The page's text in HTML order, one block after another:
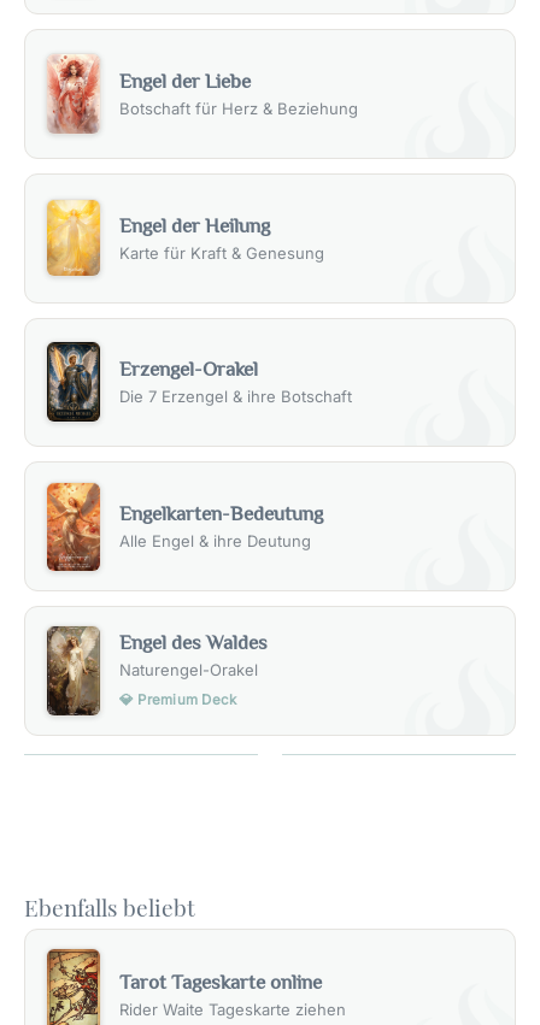
Engel der Liebe
Botschaft für Herz & Beziehung
Engel der Heilung
Karte für Kraft & Genesung
Erzengel-Orakel
Die 7 Erzengel & ihre Botschaft
Engelkarten-Bedeutung
Alle Engel & ihre Deutung
Engel des Waldes
Naturengel-Orakel
💎 Premium Deck
Ebenfalls beliebt
Tarot Tageskarte online
Rider Waite Tageskarte ziehen